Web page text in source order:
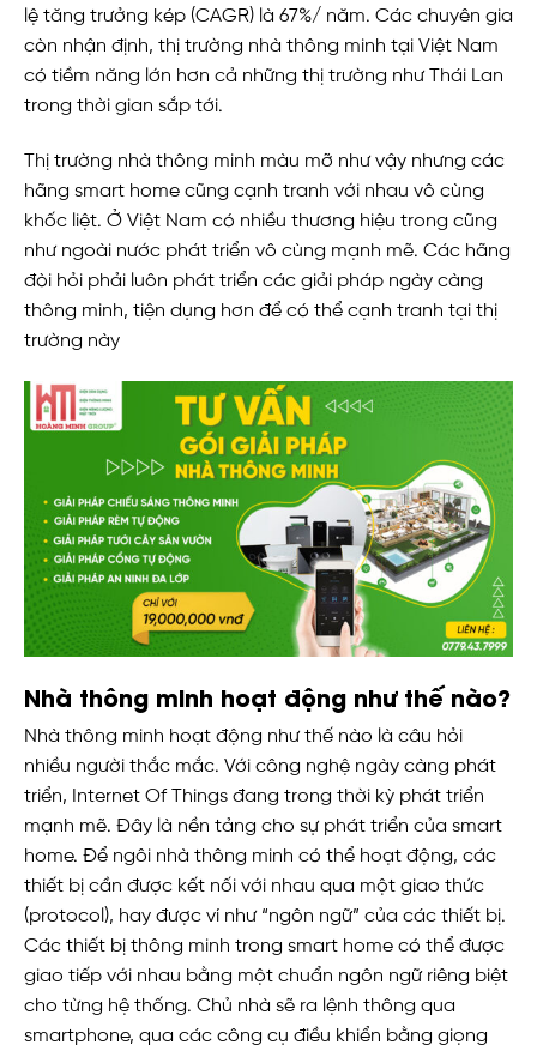
lệ tăng trưởng kép (CAGR) là 67%/ năm. Các chuyên gia
còn nhận định, thị trường nhà thông minh tại Việt Nam
có tiềm năng lớn hơn cả những thị trường như Thái Lan
trong thời gian sắp tới.
Thị trường nhà thông minh màu mỡ như vậy nhưng các
hãng smart home cũng cạnh tranh với nhau vô cùng
khốc liệt. Ở Việt Nam có nhiều thương hiệu trong cũng
như ngoài nước phát triển vô cùng mạnh mẽ. Các hãng
đòi hỏi phải luôn phát triển các giải pháp ngày càng
thông minh, tiện dụng hơn để có thể cạnh tranh tại thị
trường này
Nhà thông minh hoạt động như thế nào?
Nhà thông minh hoạt động như thế nào là câu hỏi
nhiều người thắc mắc. Với công nghệ ngày càng phát
triển, Internet Of Things đang trong thời kỳ phát triển
mạnh mẽ. Đây là nền tảng cho sự phát triển của smart
home. Để ngôi nhà thông minh có thể hoạt động, các
thiết bị cần được kết nối với nhau qua một giao thức
(protocol), hay được ví như “ngôn ngữ” của các thiết bị.
Các thiết bị thông minh trong smart home có thể được
giao tiếp với nhau bằng một chuẩn ngôn ngữ riêng biệt
cho từng hệ thống. Chủ nhà sẽ ra lệnh thông qua
smartphone, qua các công cụ điều khiển bằng giọng